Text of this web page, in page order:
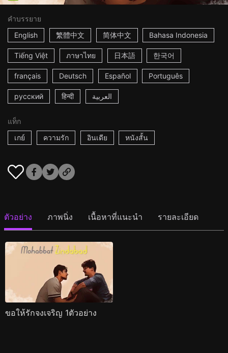
คำบรรยาย
English
繁體中文 简体中文 Bahasa Indonesia
Tiếng Việt ภาษาไทย 日本語 한국어
français Deutsch Español Português
русский हिन्दी العربية
แท็ก
เกย์
ความรัก อินเดีย หนังสั้น
ตัวอย่าง ภาพนิ่ง เนื้อหาที่แนะนำ รายละเอียด
ขอให้รักจงเจริญ 1ตัวอย่าง